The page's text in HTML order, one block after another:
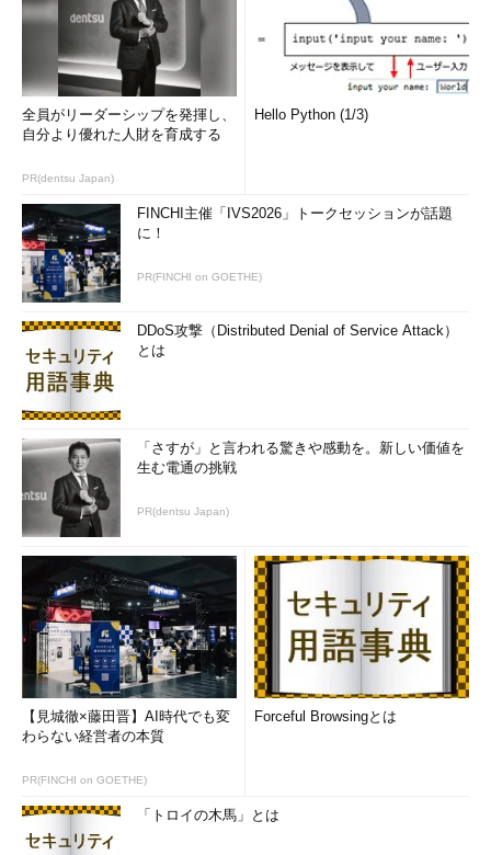
鍵のパスフレーズとコメントを指定する
鍵の生成が終わったら、あとでログインするとき
に入力するパスフレーズと、鍵の目的などを表す
（1）コメントはデフォルトで、鍵の種類（「rs
a-key」の部分）と生成年月日（「-20100701」の
部分）が指定される。これは公開鍵と秘密鍵の両
方に付加されるので、鍵の目的が分かるような情
報を付加すると、あとで管理するのに役立つ。
単語と記号、スペースなどを使って数十文字の長
さの文字列を指定するのが一般的だ。忘れるとロ
グインできなくなるので、長くても覚えやすい文
字列が望ましい。
（3）確認のため、
●公開鍵／秘密鍵をファイルに保存する
次は、公開鍵／秘密鍵をファイルに保存する：
公開鍵（OpenSSH用）： ［OpenSSHのauthorized_keys
ファイルにペーストするための公開鍵］枠の文字列を全て
「autorized_keys.txt」といったファイル名で保存
公開鍵（製品版SSH用）： ［公開鍵の保存］ボタンをクリ
ックして「id_rsa.pub」といったファイル名で保存
全員がリーダーシップを発揮し、
自分より優れた人財を育成する
PR(dentsu Japan)
Hello Python (1/3)
FINCHI主催「IVS2026」トークセッションが話題
に！
PR(FINCHI on GOETHE)
DDoS攻撃（Distributed Denial of Service Attack）
とは
「さすが」と言われる驚きや感動を。新しい価値を
生む電通の挑戦
PR(dentsu Japan)
【見城徹×藤田晋】AI時代でも変
わらない経営者の本質
PR(FINCHI on GOETHE)
Forceful Browsingとは
「トロイの木馬」とは